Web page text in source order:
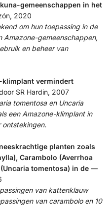
gemeenschappen in het
2020
om hun toepassing in de
Amazone-gemeenschappen,
en beheer van
klimplant vermindert
SR Hardin, 2007
tomentosa en Uncaria
een Amazone-klimplant in
ontstekingen.
planten zoals
Carambolo (Averrhoa
tomentosa) in de —
van kattenklauw
van carambolo en 10